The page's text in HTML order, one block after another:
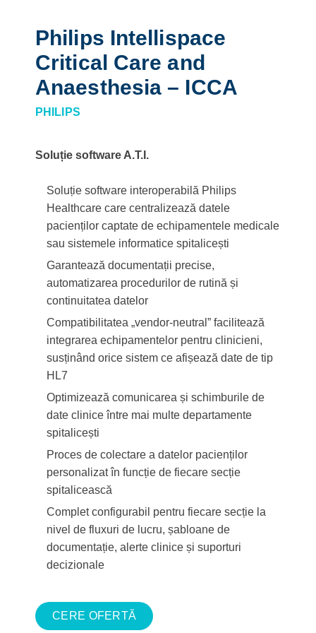
Philips Intellispace
Critical Care and
Anaesthesia – ICCA
PHILIPS
Soluție software A.T.I.
Soluție software interoperabilă Philips
Healthcare care centralizează datele
pacienților captate de echipamentele medicale
sau sistemele informatice spitalicești
Garantează documentații precise,
automatizarea procedurilor de rutină și
continuitatea datelor
Compatibilitatea „vendor-neutral” facilitează
integrarea echipamentelor pentru clinicieni,
susținând orice sistem ce afișează date de tip
HL7
Optimizează comunicarea și schimburile de
date clinice între mai multe departamente
spitalicești
Proces de colectare a datelor pacienților
personalizat în funcție de fiecare secție
spitalicească
Complet configurabil pentru fiecare secție la
nivel de fluxuri de lucru, șabloane de
documentație, alerte clinice și suporturi
decizionale
CERE OFERTĂ